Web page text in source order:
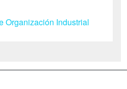
Organización Industrial